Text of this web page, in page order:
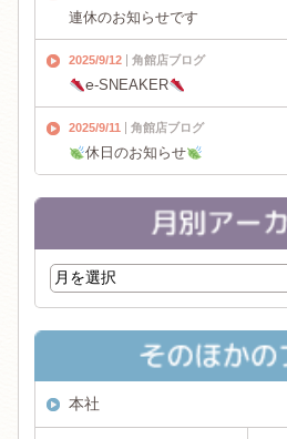
連休のお知らせです
2025/9/12 角館店ブログ
℮‐SNEAKER
2025/9/11 角館店ブログ
休日のお知らせ
本社